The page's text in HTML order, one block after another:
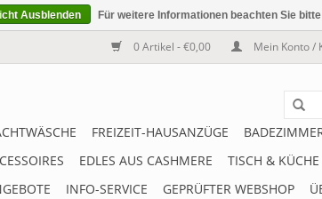
0 Artikel - €0,00 Mein Konto /
FREIZEIT-HAUSANZÜGE
EDLES AUS CASHMERE TISCH & KÜCHE
INFO-SERVICE GEPRÜFTER WEBSHOP
Ausblenden Für weitere Informationen beachten Sie